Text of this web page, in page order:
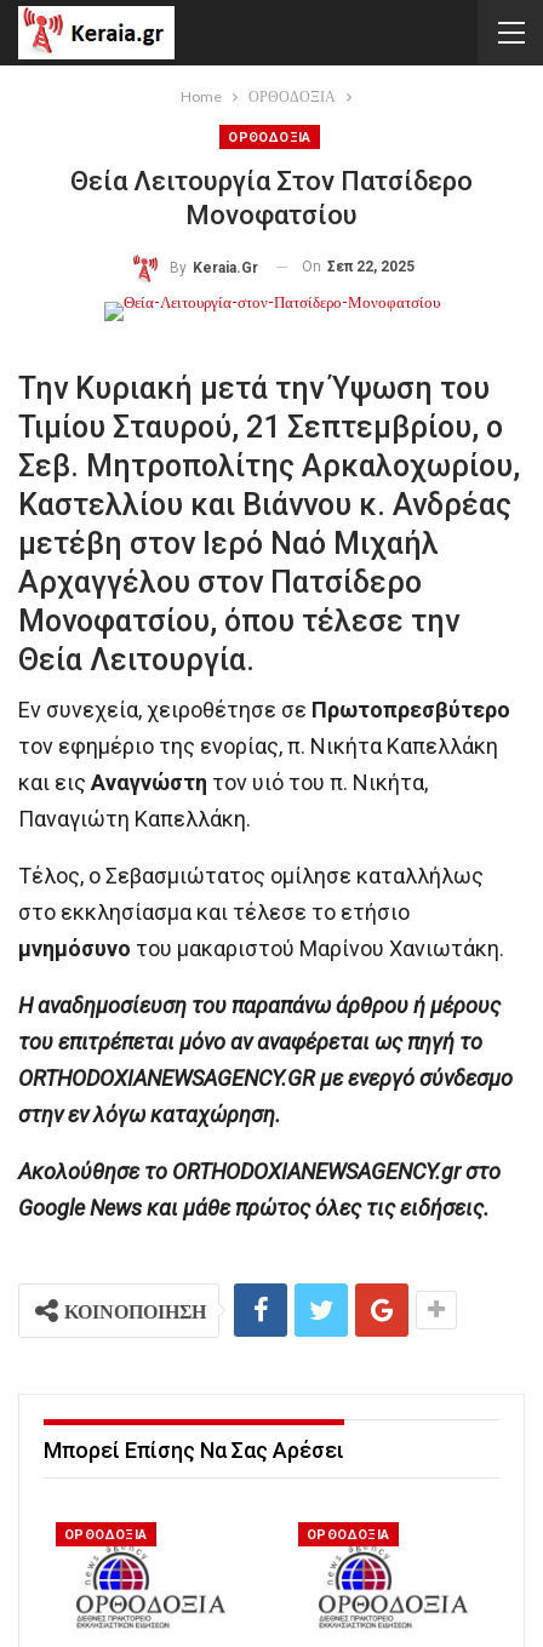
Home ΟΡΘΟΔΟΞΙΑ
ΟΡΘΟΔΟΞΙΑ
Θεία Λειτουργία Στον Πατσίδερο
Μονοφατσίου
By Keraia.gr On Σεπ 22, 2025
Την Κυριακή μετά την Ύψωση του
Τιμίου Σταυρού, 21 Σεπτεμβρίου, ο
Σεβ. Μητροπολίτης Αρκαλοχωρίου,
Καστελλίου και Βιάννου κ. Ανδρέας
μετέβη στον Ιερό Ναό Μιχαήλ
Αρχαγγέλου στον Πατσίδερο
Μονοφατσίου, όπου τέλεσε την
Θεία Λειτουργία.
Εν συνεχεία, χειροθέτησε σε Πρωτοπρεσβύτερο
τον εφημέριο της ενορίας, π. Νικήτα Καπελλάκη
και εις Αναγνώστη τον υιό του π. Νικήτα,
Παναγιώτη Καπελλάκη.
Τέλος, ο Σεβασμιώτατος ομίλησε καταλλήλως
στο εκκλησίασμα και τέλεσε το ετήσιο
μνημόσυνο του μακαριστού Μαρίνου Χανιωτάκη.
H αναδημοσίευση του παραπάνω άρθρου ή μέρους
του επιτρέπεται μόνο αν αναφέρεται ως πηγή το
ORTHODOXIANEWSAGENCY.GR με ενεργό σύνδεσμο
στην εν λόγω καταχώρηση.
Ακολούθησε το ORTHODOXIANEWSAGENCY.gr στο
Google News και μάθε πρώτος όλες τις ειδήσεις.
ΚΟΙΝΟΠΟΙΗΣΗ
Μπορεί Επίσης Να Σας Αρέσει
ΟΡΘΟΔΟΞΙΑ ΟΡΘΟΔΟΞΙΑ